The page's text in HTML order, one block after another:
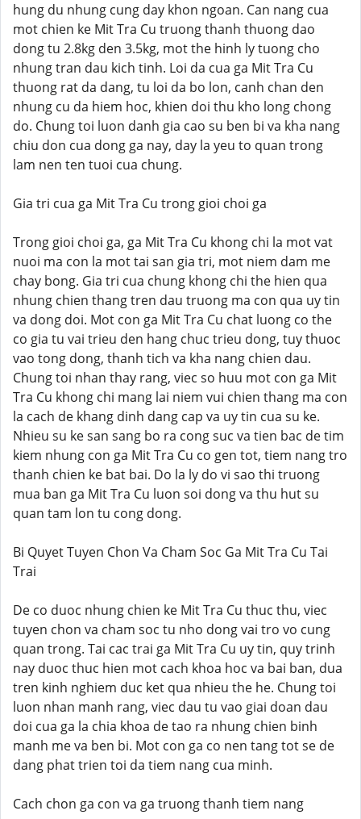
hung du nhung cung day khon ngoan. Can nang cua
mot chien ke Mit Tra Cu truong thanh thuong dao
dong tu 2.8kg den 3.5kg, mot the hinh ly tuong cho
nhung tran dau kich tinh. Loi da cua ga Mit Tra Cu
thuong rat da dang, tu loi da bo lon, canh chan den
nhung cu da hiem hoc, khien doi thu kho long chong
do. Chung toi luon danh gia cao su ben bi va kha nang
chiu don cua dong ga nay, day la yeu to quan trong
lam nen ten tuoi cua chung.
Gia tri cua ga Mit Tra Cu trong gioi choi ga
Trong gioi choi ga, ga Mit Tra Cu khong chi la mot vat
nuoi ma con la mot tai san gia tri, mot niem dam me
chay bong. Gia tri cua chung khong chi the hien qua
nhung chien thang tren dau truong ma con qua uy tin
va dong doi. Mot con ga Mit Tra Cu chat luong co the
co gia tu vai trieu den hang chuc trieu dong, tuy thuoc
vao tong dong, thanh tich va kha nang chien dau.
Chung toi nhan thay rang, viec so huu mot con ga Mit
Tra Cu khong chi mang lai niem vui chien thang ma con
la cach de khang dinh dang cap va uy tin cua su ke.
Nhieu su ke san sang bo ra cong suc va tien bac de tim
kiem nhung con ga Mit Tra Cu co gen tot, tiem nang tro
thanh chien ke bat bai. Do la ly do vi sao thi truong
mua ban ga Mit Tra Cu luon soi dong va thu hut su
quan tam lon tu cong dong.
Bi Quyet Tuyen Chon Va Cham Soc Ga Mit Tra Cu Tai
Trai
De co duoc nhung chien ke Mit Tra Cu thuc thu, viec
tuyen chon va cham soc tu nho dong vai tro vo cung
quan trong. Tai cac trai ga Mit Tra Cu uy tin, quy trinh
nay duoc thuc hien mot cach khoa hoc va bai ban, dua
tren kinh nghiem duc ket qua nhieu the he. Chung toi
luon nhan manh rang, viec dau tu vao giai doan dau
doi cua ga la chia khoa de tao ra nhung chien binh
manh me va ben bi. Mot con ga co nen tang tot se de
dang phat trien toi da tiem nang cua minh.
Cach chon ga con va ga truong thanh tiem nang